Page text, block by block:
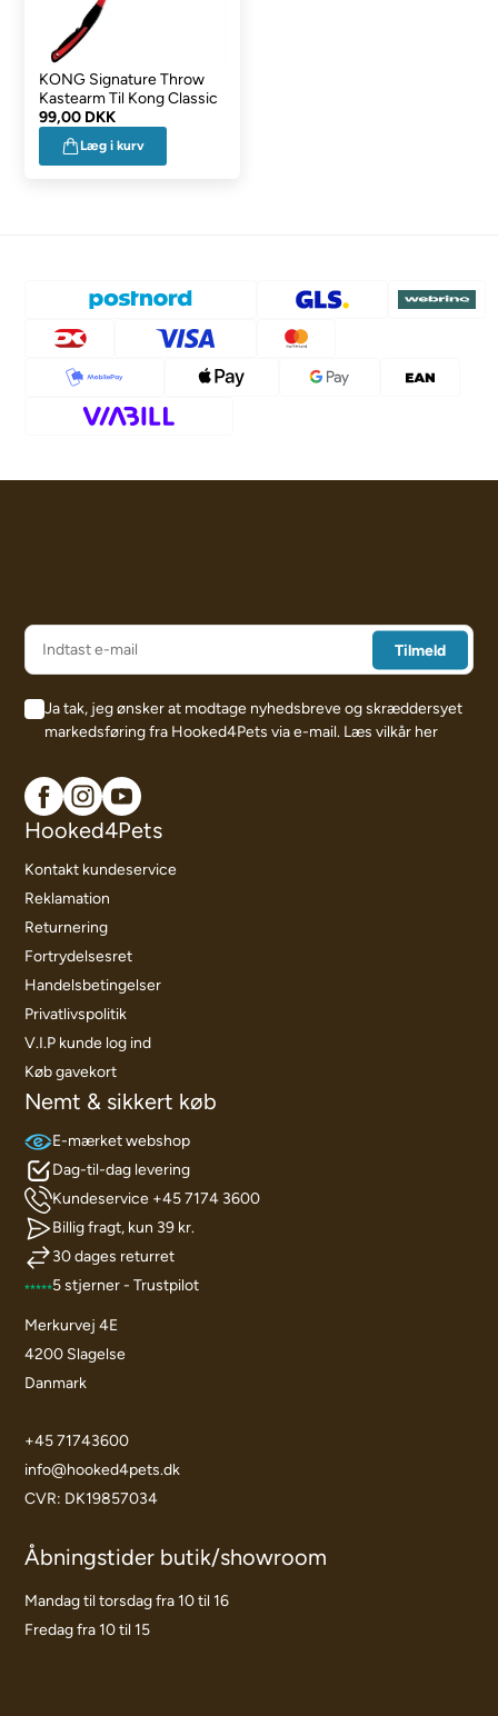
KONG Signature Throw
Kastearm Til Kong Classic
99,00 DKK
Læg i kurv
Ja tak, jeg ønsker at modtage nyhedsbreve og skræddersyet
markedsføring fra Hooked4Pets via e-mail. Læs vilkår her
Hooked4Pets
Kontakt kundeservice
Reklamation
Returnering
Fortrydelsesret
Handelsbetingelser
Privatlivspolitik
V.I.P kunde log ind
Køb gavekort
Nemt & sikkert køb
E-mærket webshop
Dag-til-dag levering
Kundeservice +45 7174 3600
Billig fragt, kun 39 kr.
30 dages returret
5 stjerner - Trustpilot
Merkurvej 4E
4200 Slagelse
Danmark
+45 71743600
info@hooked4pets.dk
CVR: DK19857034
Åbningstider butik/showroom
Mandag til torsdag fra 10 til 16
Fredag fra 10 til 15